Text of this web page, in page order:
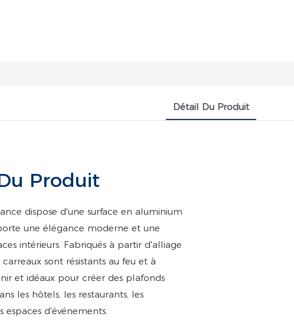
Détail Du Produit
Produit
dispose d'une surface en aluminium
une élégance moderne et une
intérieurs. Fabriqués à partir d'alliage
sont résistants au feu et à
et idéaux pour créer des plafonds
les hôtels, les restaurants, les
d'événements.